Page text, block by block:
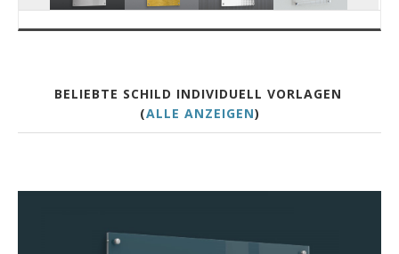
BELIEBTE SCHILD INDIVIDUELL VORLAGEN
(ALLE ANZEIGEN)